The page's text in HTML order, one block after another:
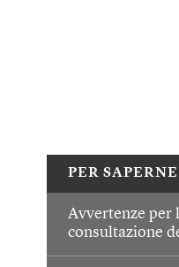
PER
Avvertenze per
consultazione